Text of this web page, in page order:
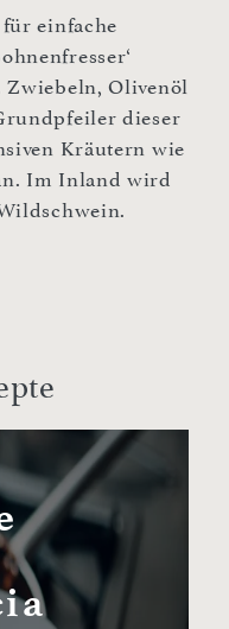
einfache
Zwiebeln, Olivenöl
dieser
Kräutern wie
Im Inland wird